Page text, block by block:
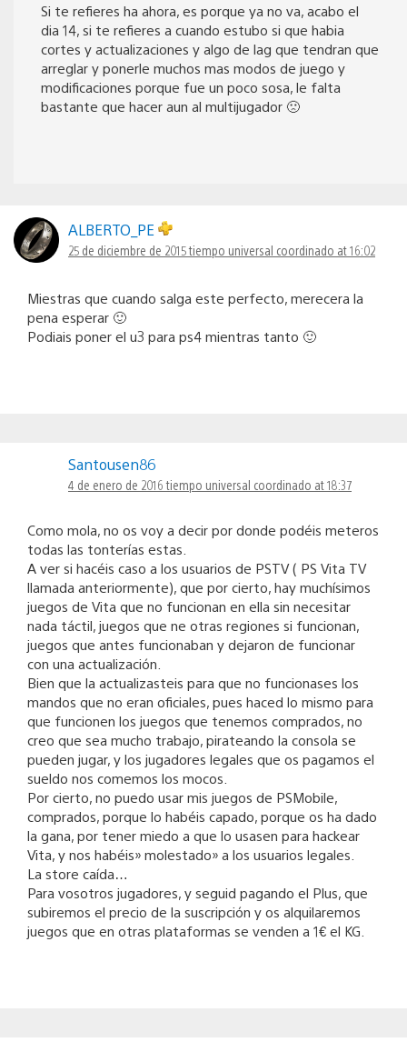
Si te refieres ha ahora, es porque ya no va, acabo el
dia 14, si te refieres a cuando estubo si que habia
cortes y actualizaciones y algo de lag que tendran que
arreglar y ponerle muchos mas modos de juego y
modificaciones porque fue un poco sosa, le falta
bastante que hacer aun al multijugador 🙁
ALBERTO_PE
25 de diciembre de 2015 tiempo universal coordinado at 16:02
Miestras que cuando salga este perfecto, merecera la
pena esperar 🙂
Podiais poner el u3 para ps4 mientras tanto 🙂
Santousen86
4 de enero de 2016 tiempo universal coordinado at 18:37
Como mola, no os voy a decir por donde podéis meteros
todas las tonterías estas.
A ver si hacéis caso a los usuarios de PSTV ( PS Vita TV
llamada anteriormente), que por cierto, hay muchísimos
juegos de Vita que no funcionan en ella sin necesitar
nada táctil, juegos que ne otras regiones si funcionan,
juegos que antes funcionaban y dejaron de funcionar
con una actualización.
Bien que la actualizasteis para que no funcionases los
mandos que no eran oficiales, pues haced lo mismo para
que funcionen los juegos que tenemos comprados, no
creo que sea mucho trabajo, pirateando la consola se
pueden jugar, y los jugadores legales que os pagamos el
sueldo nos comemos los mocos.
Por cierto, no puedo usar mis juegos de PSMobile,
comprados, porque lo habéis capado, porque os ha dado
la gana, por tener miedo a que lo usasen para hackear
Vita, y nos habéis» molestado» a los usuarios legales.
La store caída…
Para vosotros jugadores, y seguid pagando el Plus, que
subiremos el precio de la suscripción y os alquilaremos
juegos que en otras plataformas se venden a 1€ el KG.